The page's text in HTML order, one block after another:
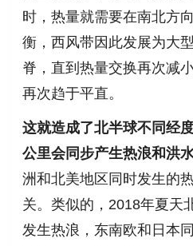
时，热量就需要在南北方
衡，西风带因此发展为大
脊，直到热量交换再次减
再次趋于平直。
这就造成了北半球不同经
公里会同步产生热浪和洪
洲和北美地区同时发生的
关。类似的，2018年夏天
发生热浪，东南欧和日本